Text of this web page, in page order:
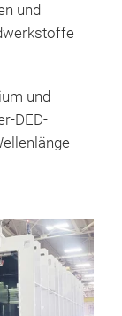
und
und
DED-